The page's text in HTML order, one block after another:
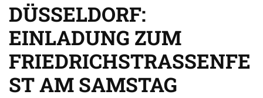
DÜSSELDORF:
EINLADUNG ZUM
FRIEDRICHSTRASSENFES
T AM SAMSTAG